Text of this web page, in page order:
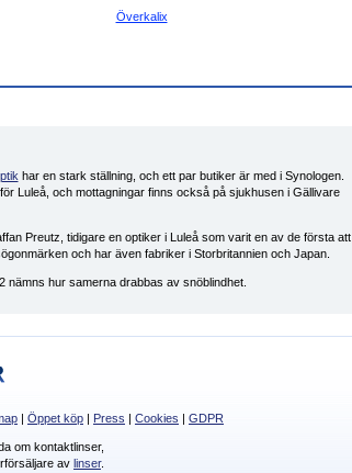
Överkalix
har en stark ställning, och ett par butiker är med i Synologen.
Luleå, och mottagningar finns också på sjukhusen i Gällivare
Preutz, tidigare en optiker i Luleå som varit en av de första att
och har även fabriker i Storbritannien och Japan.
hur samerna drabbas av snöblindhet.
| Öppet köp | Press | Cookies | GDPR
om kontaktlinser,
av linser.